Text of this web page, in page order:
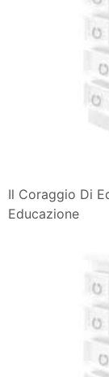
Il Coraggio Di
Educazione